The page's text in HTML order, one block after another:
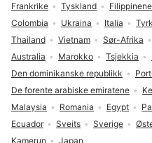
Frankrike
Tyskland Filippinene
Colombia
Ukraina Italia
Thailand
Vietnam Sør-Afrika
Australia
Marokko Tsjekkia
Den dominikanske republikk
De forente arabiske emiratene
Malaysia
Romania Egypt
Ecuador
Sveits Sverige
Kamerun
Japan